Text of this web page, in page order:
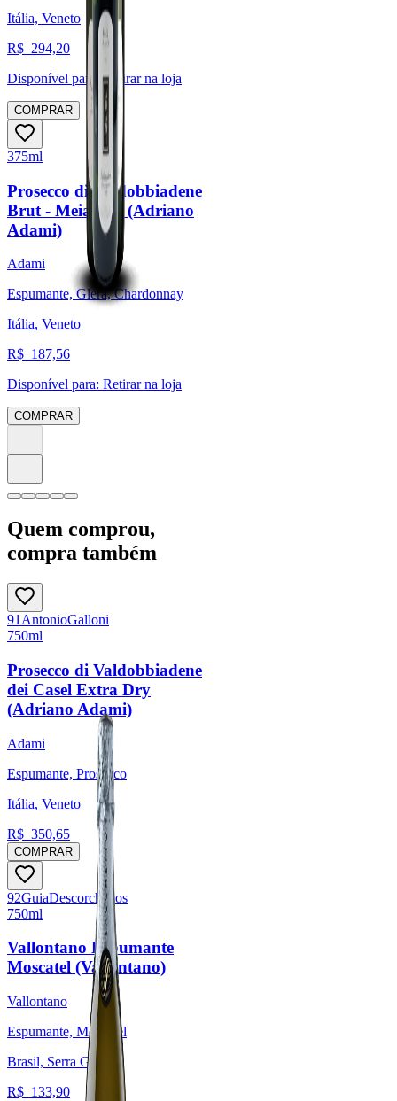
Itália, Veneto
R$ 294,20
Disponível para:
Retirar na loja
COMPRAR
375ml
Prosecco di Valdobbiadene
Brut - Meia gfa. (Adriano
Adami)
Adami
Espumante, Glera, Chardonnay
Itália, Veneto
R$ 187,56
Disponível para: Retirar na loja
COMPRAR
Quem comprou,
compra também
91 AntonioGalloni
750ml
Prosecco di Valdobbiadene
dei Casel Extra Dry
(Adriano Adami)
Adami
Espumante, Prosecco
Itália, Veneto
R$ 350,65
COMPRAR
92GuiaDescorchados
750ml
Vallontano Espumante
Moscatel (Vallontano)
Vallontano
Espumante, Moscatel
Brasil, Serra Gaúcha
R$ 133,90